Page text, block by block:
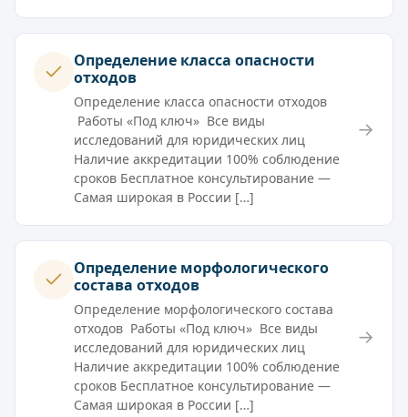
Определение класса опасности
отходов
Определение класса опасности отходов
Работы «Под ключ» Все виды
исследований для юридических лиц
Наличие аккредитации 100% соблюдение
сроков Бесплатное консультирование —
Самая широкая в России […]
→
Определение морфологического
состава отходов
Определение морфологического состава
отходов Работы «Под ключ» Все виды
исследований для юридических лиц
Наличие аккредитации 100% соблюдение
сроков Бесплатное консультирование —
Самая широкая в России […]
→